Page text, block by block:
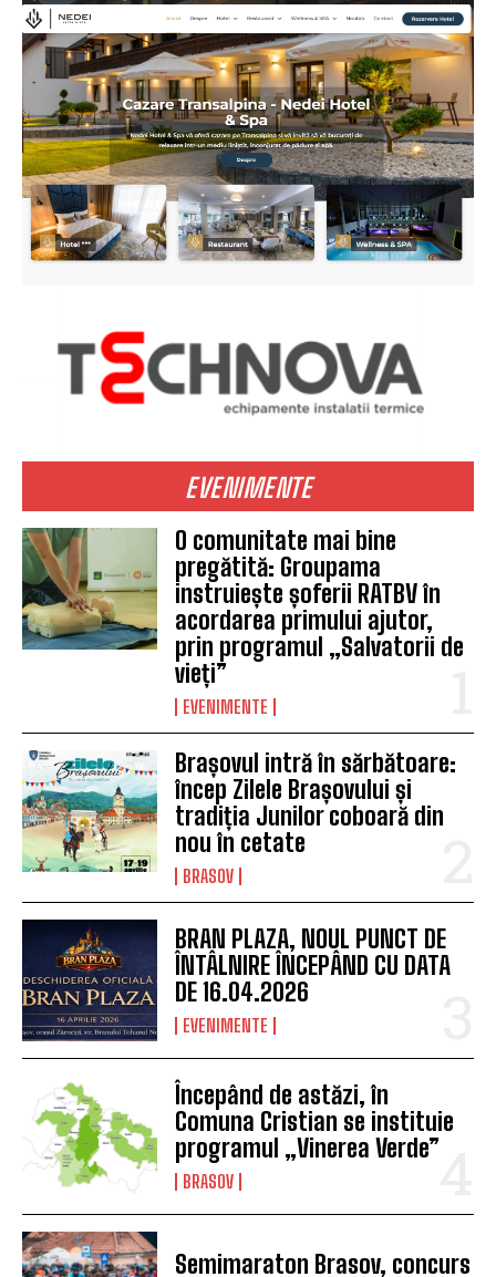
EVENIMENTE
O comunitate mai bine
pregătită: Groupama
instruiește șoferii RATBV în
acordarea primului ajutor,
prin programul „Salvatorii de
vieți”
EVENIMENTE
Brașovul intră în sărbătoare:
încep Zilele Brașovului și
tradiția Junilor coboară din
nou în cetate
BRASOV
BRAN PLAZA, NOUL PUNCT DE
ÎNTÂLNIRE ÎNCEPÂND CU DATA
DE 16.04.2026
EVENIMENTE
Începând de astăzi, în
Comuna Cristian se instituie
programul „Vinerea Verde”
BRASOV
Semimaraton Brasov, concurs